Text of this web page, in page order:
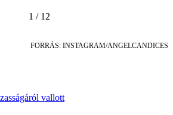
1 / 12
FORRÁS: INSTAGRAM/ANGELCANDICES
vallott